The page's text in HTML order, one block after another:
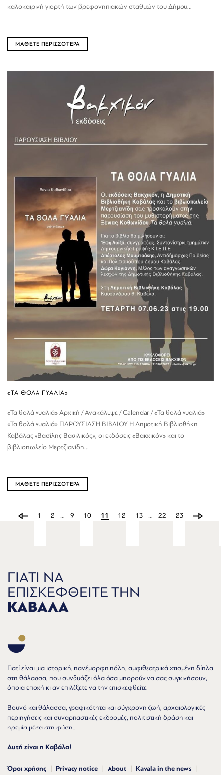
καλοκαιρινή γιορτή των βρεφονηπιακών σταθμών του Δήμου...
ΜΑΘΕΤΕ ΠΕΡΙΣΣΟΤΕΡΑ
«ΤΑ ΘΟΛΑ ΓΥΑΛΙΑ»
«Τα θολά γυαλιά» Αρχική / Ανακάλυψε / Calendar / «Τα θολά γυαλιά»
«Τα θολά γυαλιά» ΠΑΡΟΥΣΙΑΣΗ ΒΙΒΛΙΟΥ Η Δημοτική Βιβλιοθήκη
Καβάλας «Βασίλης Βασιλικός», οι εκδόσεις «Βακχικόν» και το
βιβλιοπωλείο Μερτζιανίδη...
ΜΑΘΕΤΕ ΠΕΡΙΣΣΟΤΕΡΑ
1 2 … 9 10 11 12 13 … 22 23
ΓΙΑΤΙ ΝΑ
ΕΠΙΣΚΕΦΘΕΙΤΕ ΤΗΝ
ΚΑΒΑΛΑ
Γιατί είναι μια ιστορική, πανέμορφη πόλη, αμφιθεατρικά χτισμένη δίπλα
στη θάλασσα, που συνδυάζει όλα όσα μπορούν να σας συγκινήσουν,
όποια εποχή κι αν επιλέξετε να την επισκεφθείτε.
Βουνό και θάλασσα, γραφικότητα και σύγχρονη ζωή, αρχαιολογικές
περιηγήσεις και συναρπαστικές εκδρομές, πολιτιστική δράση και
ηρεμία μέσα στη φύση...
Αυτή είναι η Καβάλα!
Όροι χρήσης Privacy notice About
Kavala in the news